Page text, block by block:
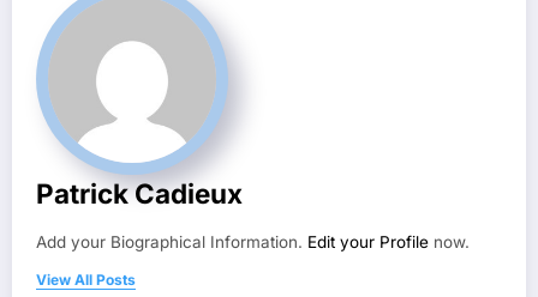
Patrick Cadieux
Add your Biographical Information. Edit your Profile now.
View All Posts